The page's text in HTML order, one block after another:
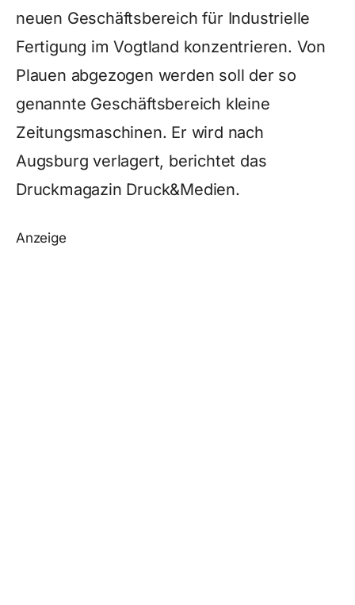
neuen Geschäftsbereich für Industrielle
Fertigung im Vogtland konzentrieren. Von
Plauen abgezogen werden soll der so
genannte Geschäftsbereich kleine
Zeitungsmaschinen. Er wird nach
Augsburg verlagert, berichtet das
Druckmagazin Druck&Medien.
Anzeige